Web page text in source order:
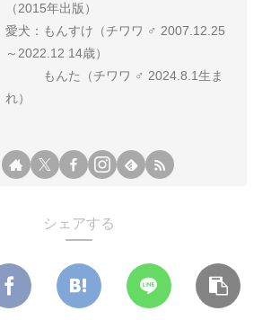
（2015年出版）
愛犬：もんすけ（チワワ ♂ 2007.12.25
～2022.12 14歳）
もんた（チワワ ♂ 2024.8.1生ま
れ）
シェアする